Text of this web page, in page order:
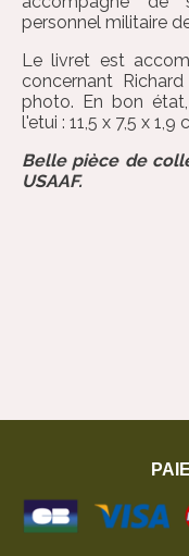
personnel militaire
Le livret est
concernant
photo. En bon
l'etui : 11,5 x 7,5 x 1,9
Belle pièce de
USAAF.